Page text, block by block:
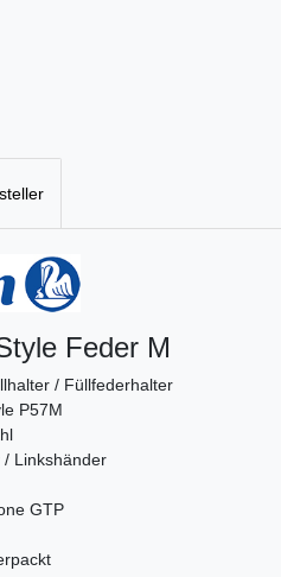
Feder M
/ Füllfederhalter
P57M
Linkshänder
GTP